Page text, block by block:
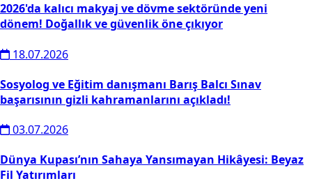
2026'da kalıcı makyaj ve dövme sektöründe yeni
dönem! Doğallık ve güvenlik öne çıkıyor
18.07.2026
Sosyolog ve Eğitim danışmanı Barış Balcı Sınav
başarısının gizli kahramanlarını açıkladı!
03.07.2026
Dünya Kupası’nın Sahaya Yansımayan Hikâyesi: Beyaz
Fil Yatırımları